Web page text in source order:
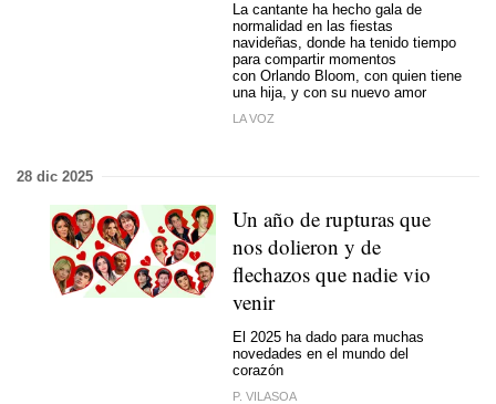
La cantante ha hecho gala de
normalidad en las fiestas
navideñas, donde ha tenido tiempo
para compartir momentos
con Orlando Bloom, con quien tiene
una hija, y con su nuevo amor
LA VOZ
28 dic 2025
Un año de rupturas que
nos dolieron y de
flechazos que nadie vio
venir
El 2025 ha dado para muchas
novedades en el mundo del
corazón
P. VILASOA